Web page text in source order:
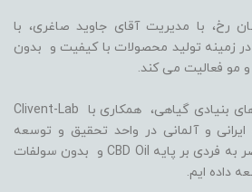
رخ، با مدیریت آقای جاوید صاغری، با
زمینه تولید محصولات با کیفیت و بدون
مو فعالیت می کند.
ما با بهره گیری از سلول های بنیادی گیاهی، همکاری با Clivent-Lab
و آلمانی در واحد تحقیق و توسعه
(R&D)، فرمولاسیون منحصر به فردی بر پایه CBD Oil و بدون سولفات
داده ایم.